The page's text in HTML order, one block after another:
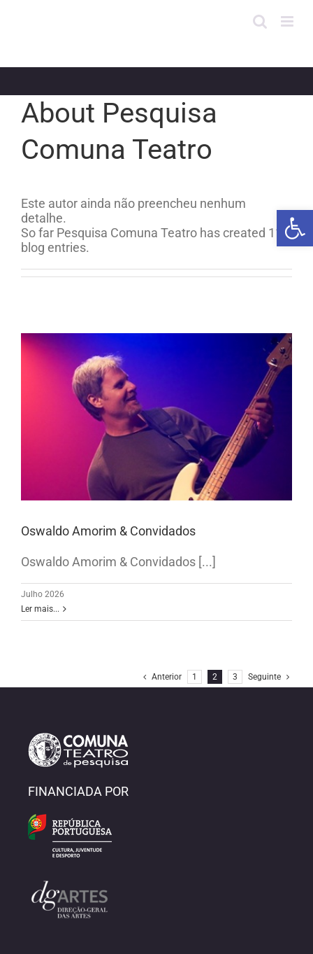
About Pesquisa
Comuna Teatro
Este autor ainda não preencheu nenhum
detalhe.
So far Pesquisa Comuna Teatro has created 116
blog entries.
Oswaldo Amorim & Convidados
Oswaldo Amorim & Convidados [...]
Julho 2026
Ler mais...
Anterior 1 2 3 Seguinte
FINANCIADA POR